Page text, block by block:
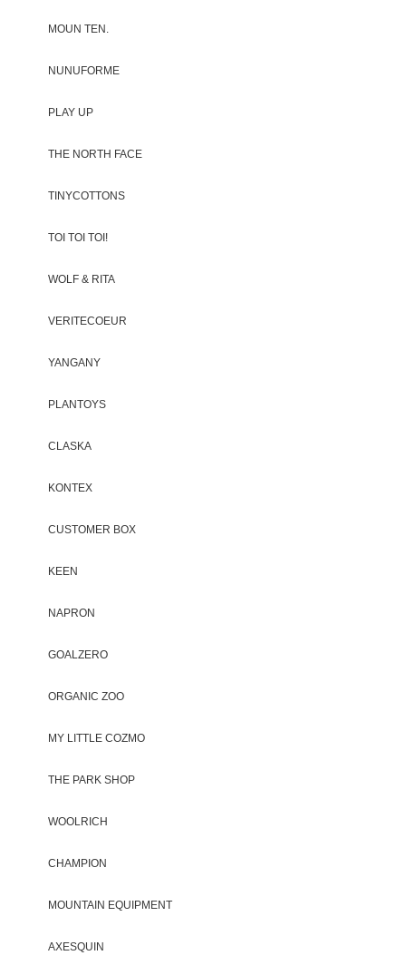
MOUN TEN.
NUNUFORME
PLAY UP
THE NORTH FACE
TINYCOTTONS
TOI TOI TOI!
WOLF & RITA
VERITECOEUR
YANGANY
PLANTOYS
CLASKA
KONTEX
CUSTOMER BOX
KEEN
NAPRON
GOALZERO
ORGANIC ZOO
MY LITTLE COZMO
THE PARK SHOP
WOOLRICH
CHAMPION
MOUNTAIN EQUIPMENT
AXESQUIN